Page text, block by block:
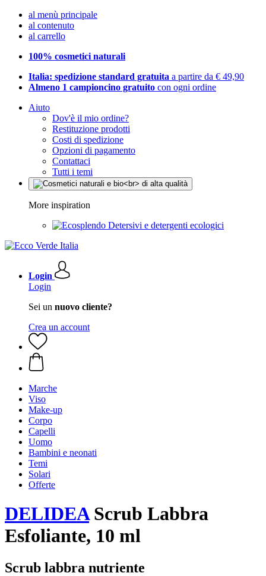
al menù principale
al contenuto
al carrello
100% cosmetici naturali
Italia: spedizione standard gratuita a partire da € 49,90
Almeno 1 campioncino gratuito con ogni ordine
Aiuto
Dov'è il mio ordine?
Restituzione prodotti
Costi di spedizione
Opzioni di pagamento
Contattaci
Tutti i temi
More inspiration
Detersivi e detergenti ecologici
Login
Login
Sei un nuovo cliente?
Crea un account
Marche
Viso
Make-up
Corpo
Capelli
Uomo
Bambini e neonati
Temi
Solari
Offerte
DELIDEAScrub Labbra
Esfoliante, 10 ml
Scrub labbra nutriente